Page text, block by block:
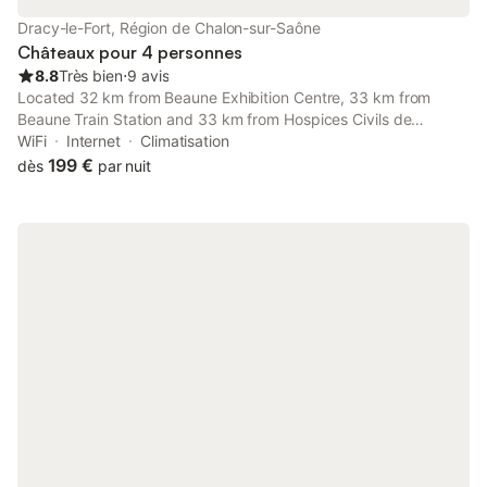
rappelant les éclairages de studios photo, ajoute à l'ambiance
chaleureuse et accueillante de l'espace. La première chambre,
adjacente au salon, o
Dracy-le-Fort, Région de Chalon-sur-Saône
Châteaux pour 4 personnes
8.8Très bien⋅9 avis
Located 32 km from Beaune Exhibition Centre, 33 km from
Beaune Train Station and 33 km from Hospices Civils de
Beaune, Château de Dracy L Élégante provides accommodation
set in Dracy-le-Fort.
WiFi Internet
Climatisation
dès 199 € par nuit